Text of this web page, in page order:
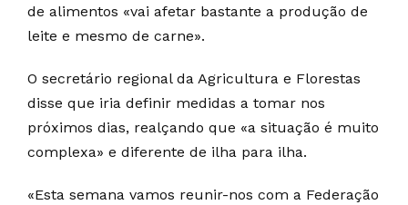
de alimentos «vai afetar bastante a produção de
leite e mesmo de carne».
O secretário regional da Agricultura e Florestas
disse que iria definir medidas a tomar nos
próximos dias, realçando que «a situação é muito
complexa» e diferente de ilha para ilha.
«Esta semana vamos reunir-nos com a Federação